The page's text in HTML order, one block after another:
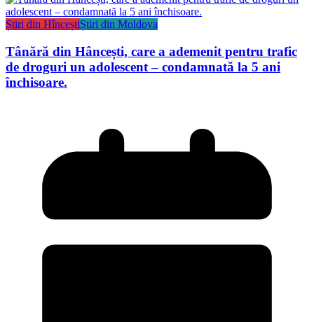
Știri din HînceștiȘtiri din Moldova
Tânără din Hâncești, care a ademenit pentru trafic
de droguri un adolescent – condamnată la 5 ani
închisoare.